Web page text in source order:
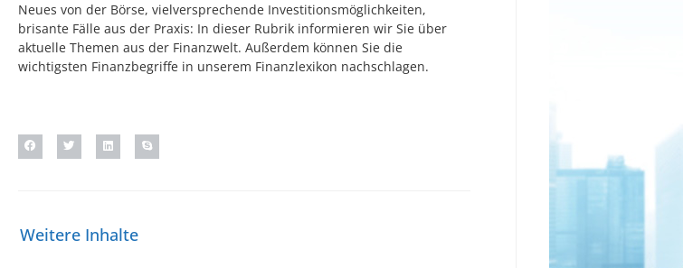
Neues von der Börse, vielversprechende Investitionsmöglichkeiten,
brisante Fälle aus der Praxis: In dieser Rubrik informieren wir Sie über
aktuelle Themen aus der Finanzwelt. Außerdem können Sie die
wichtigsten Finanzbegriffe in unserem Finanzlexikon nachschlagen.